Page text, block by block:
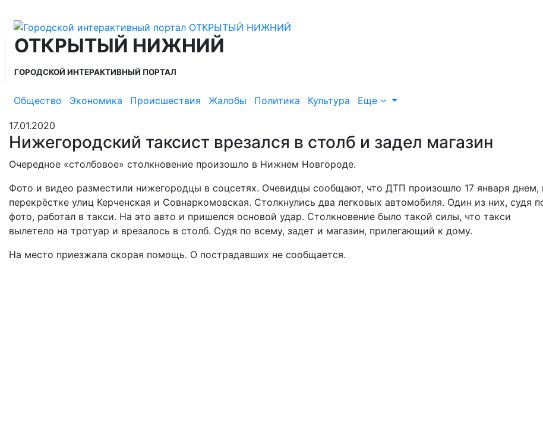
ОТКРЫТЫЙ НИЖНИЙ
ГОРОДСКОЙ ИНТЕРАКТИВНЫЙ ПОРТАЛ
Общество Экономика Происшествия Жалобы Политика Культура Еще
17.01.2020
Нижегородский таксист врезался в столб и задел магазин
Очередное «столбовое» столкновение произошло в Нижнем Новгороде.
Фото и видео разместили нижегородцы в соцсетях. Очевидцы сообщают, что ДТП произошло 17 января днем,
перекрёстке улиц Керченская и Совнаркомовская. Столкнулись два легковых автомобиля. Один из них, судя
фото, работал в такси. На это авто и пришелся основой удар. Столкновение было такой силы, что такси
вылетело на тротуар и врезалось в столб. Судя по всему, задет и магазин, прилегающий к дому.
На место приезжала скорая помощь. О пострадавших не сообщается.